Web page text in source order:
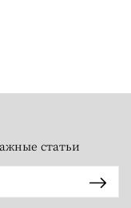
статьи